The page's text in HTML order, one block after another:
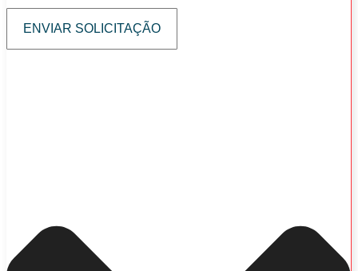
ENVIAR SOLICITAÇÃO